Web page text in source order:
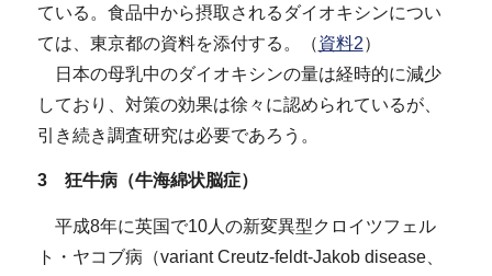
ている。食品中から摂取されるダイオキシンについ
ては、東京都の資料を添付する。（資料2）
日本の母乳中のダイオキシンの量は経時的に減少
しており、対策の効果は徐々に認められているが、
引き続き調査研究は必要であろう。
3 狂牛病（牛海綿状脳症）
平成8年に英国で10人の新変異型クロイツフェル
ト・ヤコブ病（variant Creutz-feldt-Jakob disease、